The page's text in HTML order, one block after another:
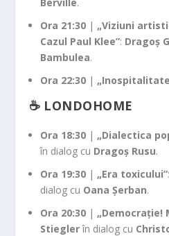
Ora 21:30 | „Viziuni
Cazul Paul Klee”: Dragoș
Bambulea.
Ora 22:30 |
☕ LONDOHOME
Ora 18:30 | „Dialectica
în dialog cu Dragoș Rusu.
Ora 19:30 | „Era toxicului”:
dialog cu Oana Șerban.
Ora 20:30 | „Democrație!
Stieglerîn dialog cu